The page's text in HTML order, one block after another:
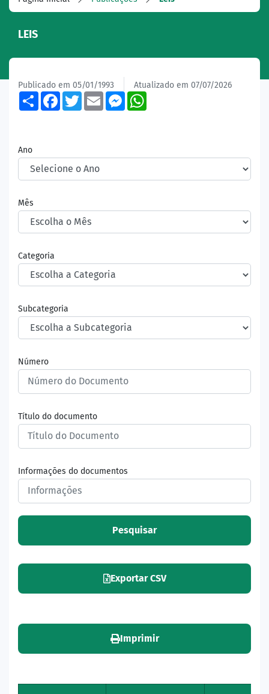
LEIS
Publicado em 05/01/1993 Atualizado em 07/07/2026
ShareFacebook
TwitterEmailMessenger
Ano
Mês
Categoria
Subcategoria
Número
Título do documento
Informações do documentos
Pesquisar
Exportar CSV
Imprimir